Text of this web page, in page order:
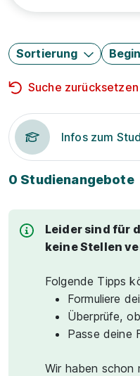
Sortierung
Suche zurücksetzen
Infos zum
0 Studienangebote
Leider sind für
keine Stellen
Folgende Tipps
Formuliere
Überprüfe,
Passe deine
Wir haben schon